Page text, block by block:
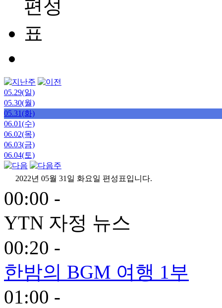
05.29(일)
05.30(월)
05.31(화)
06.01(수)
06.02(목)
06.03(금)
06.04(토)
2022년 05월 31일 화요일 편성표입니다.
00:00 -
YTN 자정 뉴스
00:20 -
한밤의 BGM 여행 1부
01:00 -